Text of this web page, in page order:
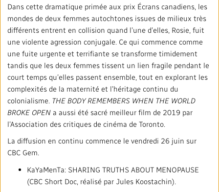
Dans cette dramatique primée aux prix Écrans canadiens, les
mondes de deux femmes autochtones issues de milieux très
différents entrent en collision quand l’une d’elles, Rosie, fuit
une violente agression conjugale. Ce qui commence comme
une fuite urgente et terrifiante se transforme timidement
tandis que les deux femmes tissent un lien fragile pendant le
court temps qu’elles passent ensemble, tout en explorant les
complexités de la maternité et l’héritage continu du
colonialisme. THE BODY REMEMBERS WHEN THE WORLD
BROKE OPEN a aussi été sacré meilleur film de 2019 par
l’Association des critiques de cinéma de Toronto.
La diffusion en continu commence le vendredi 26 juin sur
CBC Gem.
KaYaMenTa: SHARING TRUTHS ABOUT MENOPAUSE
(CBC Short Doc, réalisé par Jules Koostachin).